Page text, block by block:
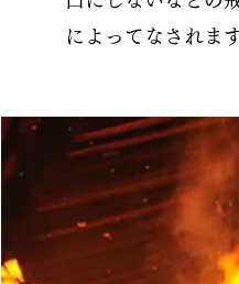
によってなされます